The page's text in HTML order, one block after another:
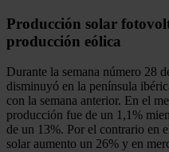
Producción solar
producción eólica
Durante la semana número 28
disminuyó en la península
con la semana anterior. En el
producción fue de un 1,1%
de un 13%. Por el contrario en
solar aumento un 26% y en